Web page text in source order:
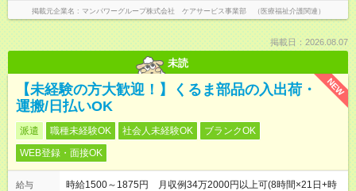
掲載元企業名 マンパワーグループ株式会社 ケアサービス事業部 （医療福祉介護関連）
掲載日：2026.08.07
未読
NEW
【未経験の方大歓迎！】くるま部品の入出荷・
運搬/日払いOK
派遣 職種未経験OK 社会人未経験OK
ブランクOK
WEB登録・面接OK
給与
時給1500～1875円 月収例34万2000円以上可(8時間×21日+時